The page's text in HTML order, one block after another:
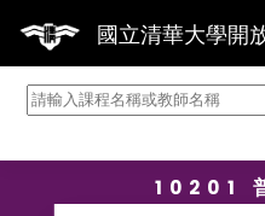
國立清華大學開
10201